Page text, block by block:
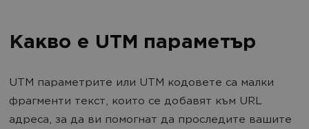
Какво е UTM параметър
UTM параметрите или UTM кодовете са малки
фрагменти текст, които се добавят към URL
адреса, за да ви помогнат да проследите вашите